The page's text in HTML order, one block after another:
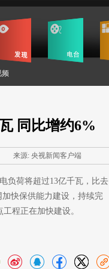
频
同比增约6%
来源: 央视新闻客户端
负荷将超过13亿千瓦，比去
快保供能力建设，持续完
程正在加快建设。